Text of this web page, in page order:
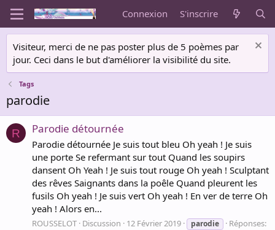
Connexion S'inscrire
Visiteur, merci de ne pas poster plus de 5 poèmes par
jour. Ceci dans le but d'améliorer la visibilité du site.
Tags
parodie
R Parodie détournée
Parodie détournée Je suis tout bleu Oh yeah ! Je suis
une porte Se refermant sur tout Quand les soupirs
dansent Oh Yeah ! Je suis tout rouge Oh yeah ! Sculptant
des rêves Saignants dans la poêle Quand pleurent les
fusils Oh yeah ! Je suis vert Oh yeah ! En ver de terre Oh
yeah ! Alors en...
ROUSSELOT Discussion 12 Février 2019 parodie
Réponses: